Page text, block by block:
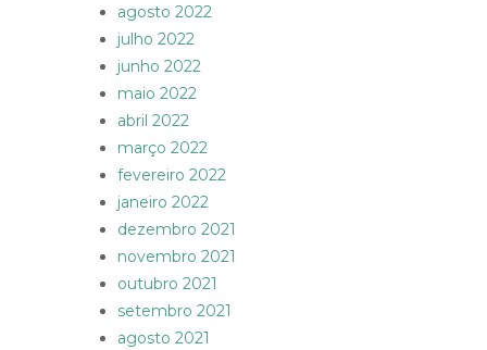
agosto 2022
julho 2022
junho 2022
maio 2022
abril 2022
março 2022
fevereiro 2022
janeiro 2022
dezembro 2021
novembro 2021
outubro 2021
setembro 2021
agosto 2021